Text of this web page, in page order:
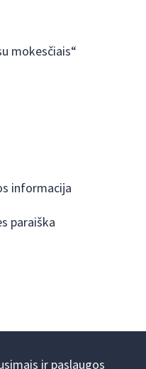
mokesčiais“
informacija
paraiška
ir paslaugos